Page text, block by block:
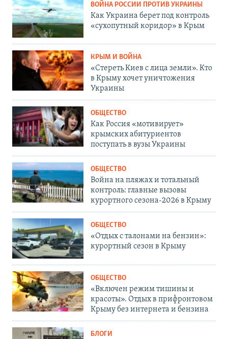
ВОЙНА РОССИИ ПРОТИВ УКРАИНЫ
Как Украина берет под контроль
«сухопутный коридор» в Крым
КРЫМ И ВОЙНА
«Стереть Киев с лица земли». Кто
в Крыму хочет уничтожения
Украины
ОБЩЕСТВО
Как Россия «мотивирует»
крымских абитуриентов
поступать в вузы Украины
ОБЩЕСТВО
Война на пляжах и тотальный
контроль: главные вызовы
курортного сезона-2026 в Крыму
ОБЩЕСТВО
«Отдых с талонами на бензин»:
курортный сезон в Крыму
ОБЩЕСТВО
«Включен режим тишины и
красоты». Отдых в прифронтовом
Крыму без интернета и бензина
БЛОГИ